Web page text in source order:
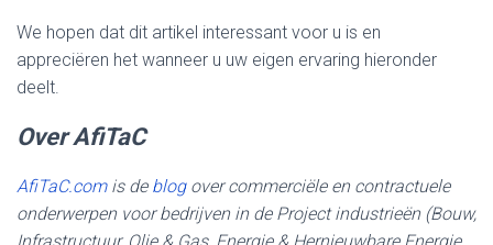
We hopen dat dit artikel interessant voor u is en
appreciëren het wanneer u uw eigen ervaring hieronder
deelt.
Over AfiTaC
AfiTaC.comis de blog over commerciële en contractuele
onderwerpen voor bedrijven in de Project industrieën (Bouw,